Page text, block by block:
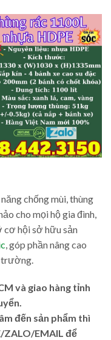
chống mùi, thùng
cho mọi hộ gia đình,
cơ hội sở hữu sản
, góp phần nâng cao
và giao hàng tỉnh
đến sản phẩm thì
ZALO/EMAIL để